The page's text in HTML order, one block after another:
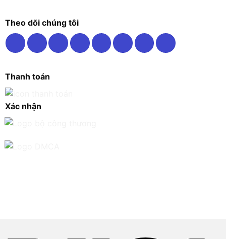
Theo dõi chúng tôi
Thanh toán
Xác nhận